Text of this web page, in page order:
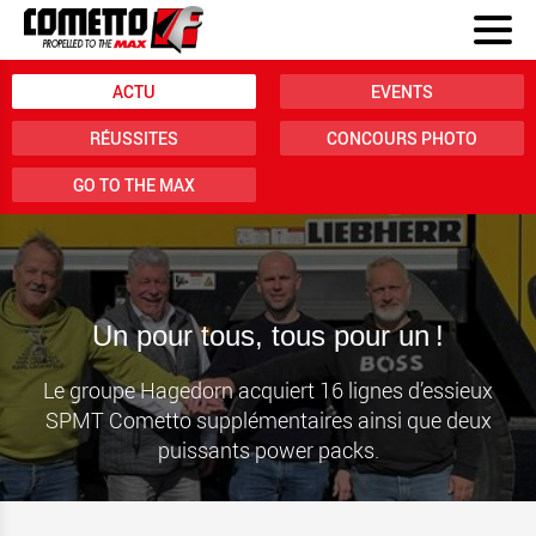
ACTU EVENTS
RÉUSSITES CONCOURS PHOTO
GO TO THE MAX
Un pour tous, tous pour un !
Le groupe Hagedorn acquiert 16 lignes d’essieux
SPMT Cometto supplémentaires ainsi que deux
puissants power packs.